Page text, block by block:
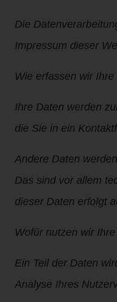
Die
Impressum dieser
Wie erfassen wir
Ihre Daten werden
die Sie in ein
Andere Daten
Das sind vor allem
dieser Daten erfolgt
Wofür nutzen wir
Ein Teil der Daten
Analyse Ihres